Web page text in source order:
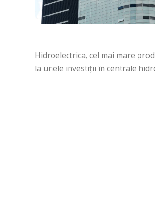
Hidroelectrica, cel mai mare
la unele investiții în centrale